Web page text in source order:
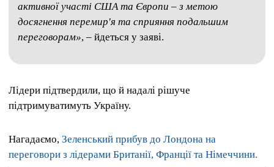
активної участі США та Європи – з метою
досягнення перемир'я та сприяння подальшим
переговорам», – йдеться у заяві.
Лідери підтвердили, що й надалі рішуче
підтримуватимуть Україну.
Нагадаємо, Зеленський прибув до Лондона на
переговори з лідерами Британії, Франції та Німеччини.